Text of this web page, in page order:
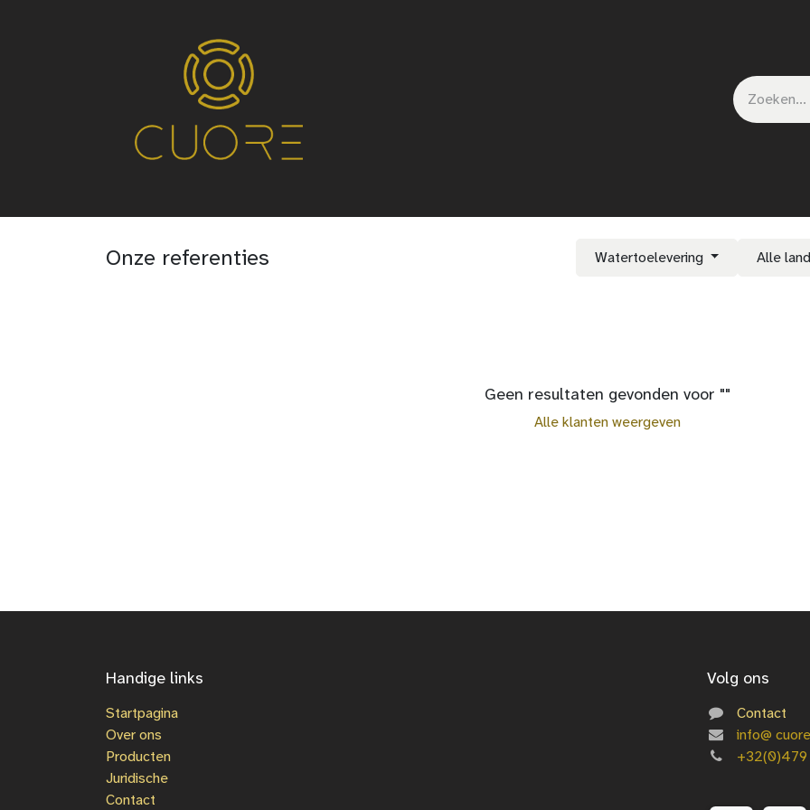
Onze referenties Watertoelevering Alle
Geen resultaten gevonden voor ""
Alle klanten weergeven
Handige links
Startpagina
Over ons
Producten
Juridische
Contact
Volg ons
Contact
info@
+32(0)479